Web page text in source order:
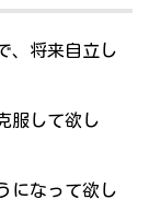
、将来自立し
服して欲し
になって欲し